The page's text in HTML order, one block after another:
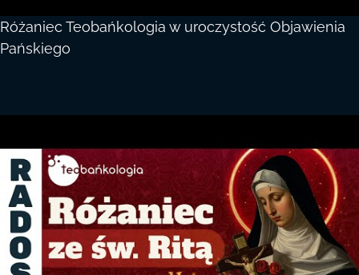
Różaniec Teobańkologia w uroczystość Objawienia
Pańskiego